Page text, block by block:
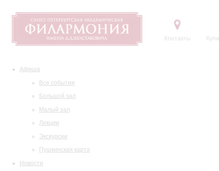
Контакты
Афиша
Все события
Большой зал
Малый зал
Лекции
Экскурсии
Пушкинская карта
Новости